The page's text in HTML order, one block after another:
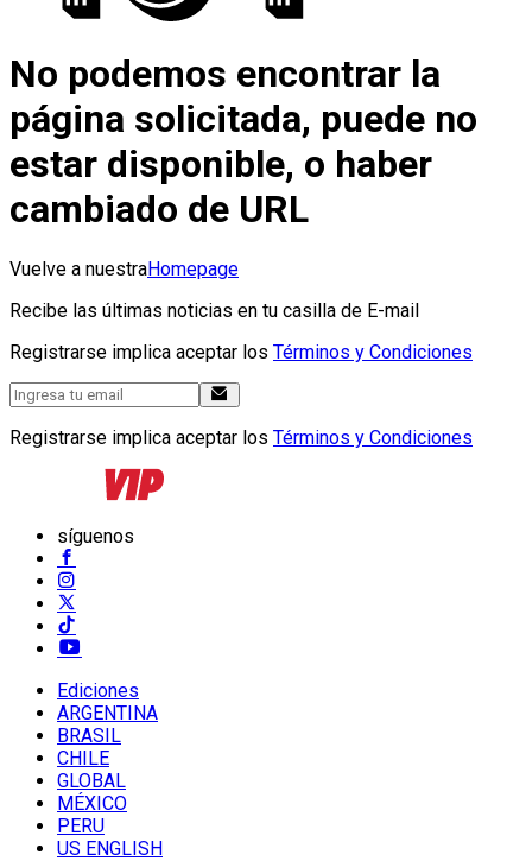
No podemos encontrar la
página solicitada, puede no
estar disponible, o haber
cambiado de URL
Vuelve a nuestraHomepage
Recibe las últimas noticias en tu casilla de E-mail
Registrarse implica aceptar los Términos y Condiciones
Registrarse implica aceptar los Términos y Condiciones
síguenos
Ediciones
ARGENTINA
BRASIL
CHILE
GLOBAL
MÉXICO
PERU
US ENGLISH